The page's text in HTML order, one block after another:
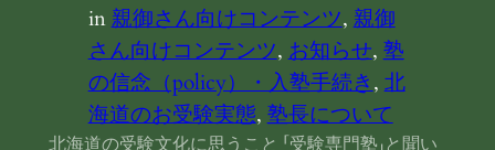
in親御さん向けコンテンツ, 親御
さん向けコンテンツ, お知らせ, 塾
の信念（policy）・入塾手続き, 北
海道のお受験実態, 塾長について
北海道の受験文化に思うこと 「受験専門塾」と聞い